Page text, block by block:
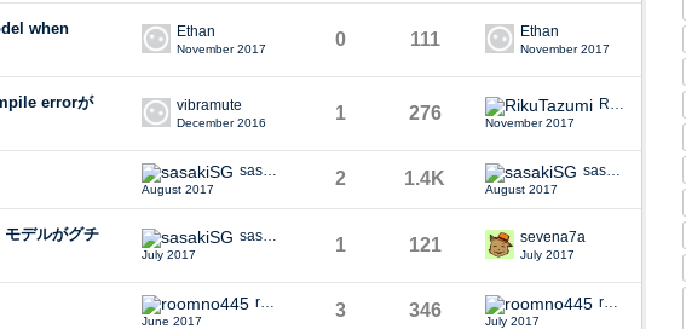
when
Ethan
November 2017 0 111 Ethan
November 2017
errorが
vibramute
December 2016 1 276 November 2017
August 2017
2 1.4K
August 2017
デルがグチ
July 2017 1 121 sevena7a
July 2017
June 2017
3 346
July 2017